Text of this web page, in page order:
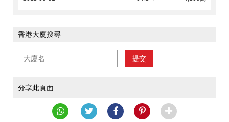
香港大廈搜尋
提交
分享此頁面